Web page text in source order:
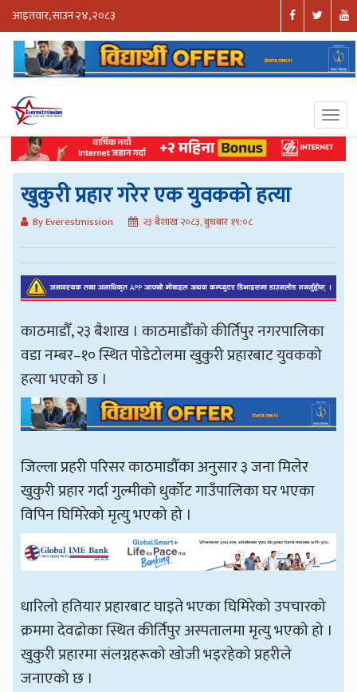
आइतवार, साउन २४, २०८३
खुकुरी प्रहार गरेर एक युवकको हत्या
By Everestmission २३ बैशाख २०८३, बुधबार १९:०८
काठमाडौँ, २३ बैशाख । काठमाडौँको कीर्तिपुर नगरपालिका
वडा नम्बर–१० स्थित पोडेटोलमा खुकुरी प्रहारबाट युवकको
हत्या भएको छ ।
जिल्ला प्रहरी परिसर काठमाडौँका अनुसार ३ जना मिलेर
खुकुरी प्रहार गर्दा गुल्मीको धुर्कोट गाउँपालिका घर भएका
विपिन घिमिरेको मृत्यु भएको हो ।
धारिलो हतियार प्रहारबाट घाइते भएका घिमिरेको उपचारको
क्रममा देवढोका स्थित कीर्तिपुर अस्पतालमा मृत्यु भएको हो ।
खुकुरी प्रहारमा संलग्नहरूको खोजी भइरहेको प्रहरीले
जनाएको छ ।